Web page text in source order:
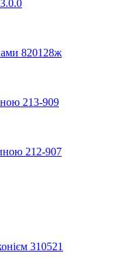
820128ж
213-909
212-907
310521